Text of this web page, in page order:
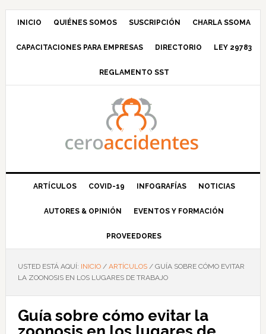
Saltar
navegación
Saltar
principal
Saltar
barra
principal
Saltar
INICIO QUIÉNES SOMOS SUSCRIPCIÓN CHARLA SSOMA
CAPACITACIONES PARA EMPRESAS DIRECTORIO LEY 29783
REGLAMENTO SST
ARTÍCULOS COVID-19 INFOGRAFÍAS NOTICIAS
AUTORES & OPINIÓN EVENTOS Y FORMACIÓN
PROVEEDORES
USTED ESTÁ AQUÍ: INICIO / ARTÍCULOS /GUÍA SOBRE CÓMO EVITAR
LA ZOONOSIS EN LOS LUGARES DE TRABAJO
Guía sobre cómo evitar la